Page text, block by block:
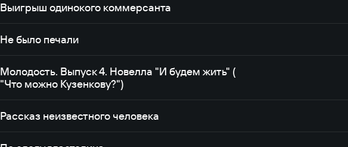
Выигрыш одинокого коммерсанта
Не было печали
Молодость. Выпуск 4. Новелла "И будем жить" (
"Что можно Кузенкову?")
Рассказ неизвестного человека